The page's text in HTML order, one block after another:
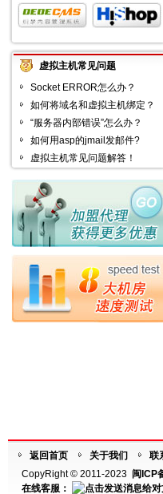
虚拟主机常见问题
Socket ERROR怎么办？
如何将域名和虚拟主机绑定？
“服务器内部错误”怎么办？
如何用asp的jmail发邮件?
虚拟主机常见问题解答！
返回首页 关于我们 联
CopyRight © 2011-2023 闽ICP
在线客服：